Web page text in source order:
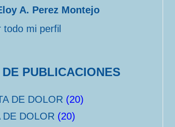
A. Perez Montejo
todo mi perfil
PUBLICACIONES
DE DOLOR (20)
DE DOLOR (20)